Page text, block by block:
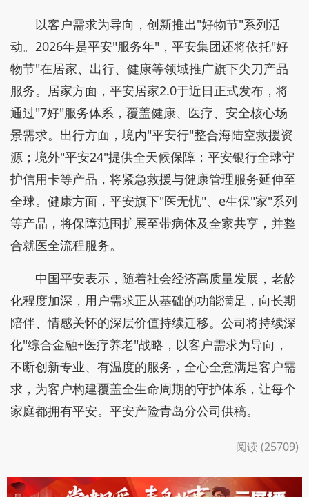
以客户需求为导向，创新推出"好物节"系列活
动。2026年是平安"服务年"，平安集团还将依托"好
物节"在居家、出行、健康等领域推广旗下尖刀产品
服务。居家方面，平安居家2.0于近日正式发布，将
通过"7好"服务体系，覆盖健康、医疗、安全核心场
景需求。出行方面，境内"平安行"整合海陆空救援资
源；境外"平安24"提供全天候保障；平安银行全球守
护信用卡等产品，将紧急救援与健康管理服务延伸至
全球。健康方面，平安旗下"医无忧"、e生保"家"系列
等产品，将保障范围扩展至带病体及全家共享，并整
合就医全流程服务。
中国平安表示，随着社会经济高质量发展，老龄
化程度加深，用户需求正从基础的功能满足，向长期
陪伴、情感关怀的深层价值持续迁移。公司将持续深
化"综合金融+医疗养老"战略，以客户需求为导向，
不断创新专业、有温度的服务，全心全意满足客户需
求，为客户构建覆盖全生命周期的守护体系，让每个
家庭都拥有平安。平安产险青岛分公司供稿。
阅读 (25709)